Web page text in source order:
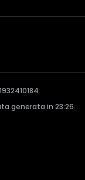
generata in 23:26.